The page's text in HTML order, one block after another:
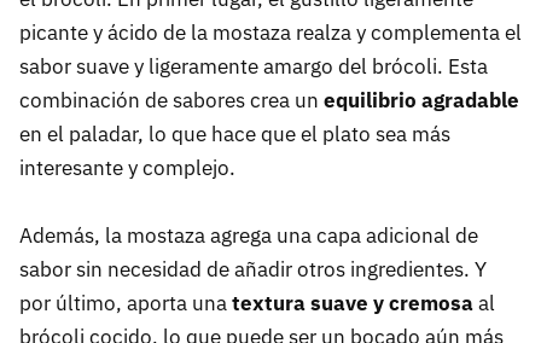
picante y ácido de la mostaza realza y complementa el
sabor suave y ligeramente amargo del brócoli. Esta
combinación de sabores crea un equilibrio agradable
en el paladar, lo que hace que el plato sea más
interesante y complejo.
Además, la mostaza agrega una capa adicional de
sabor sin necesidad de añadir otros ingredientes. Y
por último, aporta unatextura suave y cremosaal
brócoli cocido, lo que puede ser un bocado aún más